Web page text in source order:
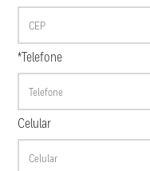
*Telefone
Celular